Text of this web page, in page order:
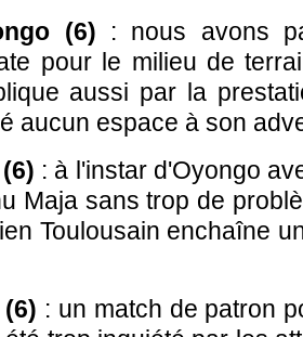
(6) : nous avons
pour le milieu de
aussi par la
aucun espace à son
: à l'instar d'Oyongo
Maja sans trop de
Toulousain enchaîne
: un match de patron